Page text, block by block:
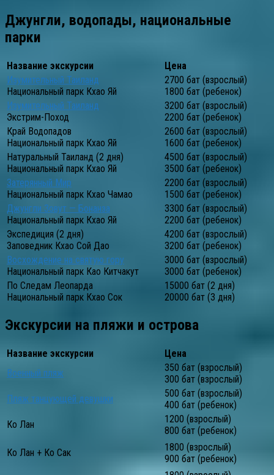
Джунгли, водопады, национальные
парки
Название экскурсии
Цена
Изумительный Таиланд
Национальный парк Кхао Яй
2700 бат (взрослый)
1800 бат (ребенок)
Изумительный Таиланд
Экстрим-Поход
3200 бат (взрослый)
2200 бат (ребенок)
Край Водопадов
Национальный парк Кхао Яй
2600 бат (взрослый)
1600 бат (ребенок)
Натуральный Таиланд (2 дня)
Национальный парк Кхао Яй
4500 бат (взрослый)
3500 бат (ребенок)
Затерянный Мир
Национальный парк Кхао Чамао
2200 бат (взрослый)
1500 бат (ребенок)
Джунгли Зовут — Бонанза
Национальный парк Кхао Яй
3300 бат (взрослый)
2200 бат (ребенок)
Экспедиция (2 дня)
Заповедник Кхао Сой Дао
4200 бат (взрослый)
3200 бат (ребенок)
Восхождение на святую гору
Национальный парк Као Китчакут
3000 бат (взрослый)
3000 бат (ребенок)
По Следам Леопарда
Национальный парк Кхао Сок
15000 бат (2 дня)
20000 бат (3 дня)
Экскурсии на пляжи и острова
Название экскурсии
Цена
Военный пляж
350 бат (взрослый)
300 бат (взрослый)
Пляж танцующей девушки
500 бат (взрослый)
400 бат (ребенок)
Ко Лан
1200 (взрослый)
800 бат (ребенок)
Ко Лан + Ко Сак
1800 (взрослый)
900 бат (ребенок)